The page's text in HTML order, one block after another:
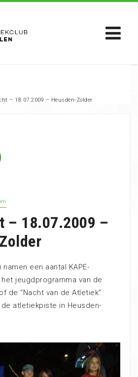
– 18.07.2009 – Heusden-Zolder
– 18.07.2009 –
een aantal KAPE-
jeugdprogramma van de
de “Nacht van de Atletiek”
atletiekpiste in Heusden-